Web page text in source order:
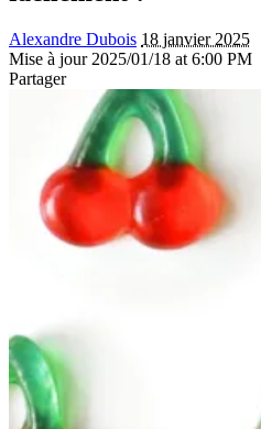
Alexandre Dubois 18 janvier 2025
Mise à jour 2025/01/18 at 6:00 PM
Partager